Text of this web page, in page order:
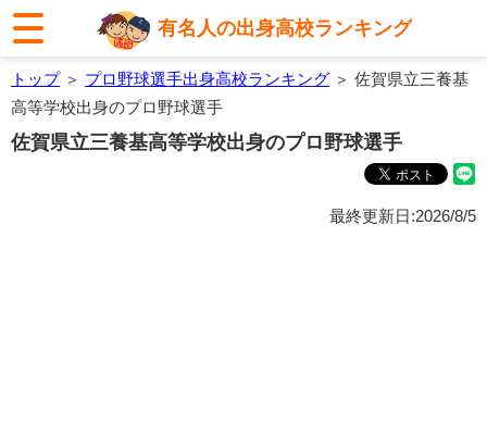
有名人の出身高校ランキング
トップ＞ プロ野球選手出身高校ランキング ＞ 佐賀県立三養基
高等学校出身のプロ野球選手
佐賀県立三養基高等学校出身のプロ野球選手
最終更新日:2026/8/5